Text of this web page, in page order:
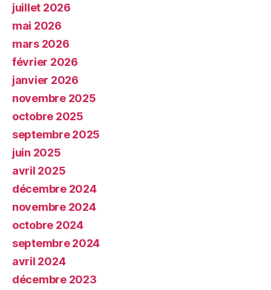
juillet 2026
mai 2026
mars 2026
février 2026
janvier 2026
novembre 2025
octobre 2025
septembre 2025
juin 2025
avril 2025
décembre 2024
novembre 2024
octobre 2024
septembre 2024
avril 2024
décembre 2023